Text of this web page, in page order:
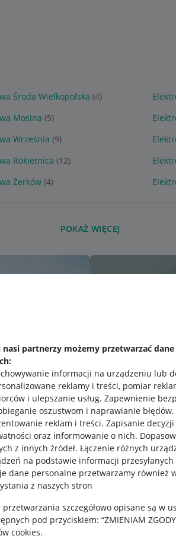
nasi partnerzy możemy przetwarzać
informacji na urządzeniu lub
reklamy i treści, pomiar
i ulepszanie usług. Zapewnienie
oszustwom i naprawianie błędów.
reklam i treści. Zapisanie
oraz informowanie o nich.
z innych źródeł. Łączenie różnych
na podstawie informacji
dane personalne przetwarzamy również
z naszych stron
przetwarzania szczegółowo opisane są w
pod przyciskiem: “ZMIENIAM
cookies.
Środa Wielkopolska (4)
Mosina (5)
Września (9)
Rokietnica (12)
Żerków (4)
POKAŻ WIĘCEJ
Pobierz aplikację